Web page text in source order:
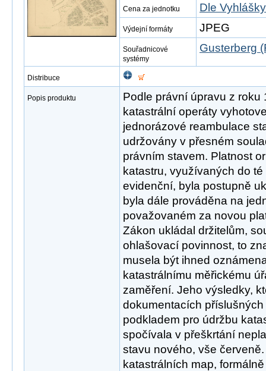
Cena za jednotku Dle
Výdejní formáty JPEG
Souřadnicové
systémy
Gusterberg
Distribuce
Popis produktu
Podle právní úpravu z roku
katastrální operáty
jednorázové reambulace
udržovány v přesném
právním stavem. Platnost
katastru, využívaných do
evidenční, byla postupně
byla dále prováděna na
považovaném za novou
Zákon ukládal držitelům,
ohlašovací povinnost, to
musela být ihned
katastrálnímu měřickému
zaměření. Jeho výsledky,
dokumentacích
podkladem pro údržbu
spočívala v přeškrtání
stavu nového, vše
katastrálních map,